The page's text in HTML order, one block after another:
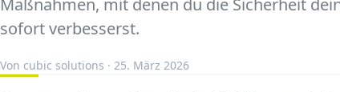
Maßnahmen, mit denen du die Sicherheit
sofort verbesserst.
Von cubic solutions · 25. März 2026